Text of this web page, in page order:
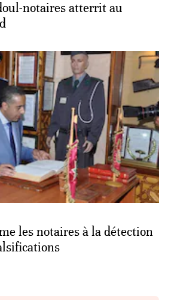
notaires atterrit au
les notaires à la détection